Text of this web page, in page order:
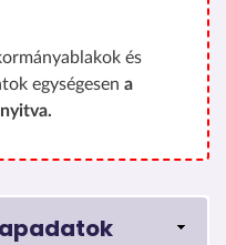
és
egységesen a